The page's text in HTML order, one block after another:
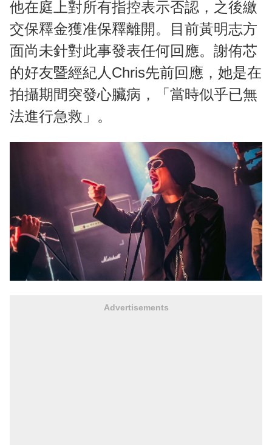
他在庭上對所有指控表示否認，之後繳
交保釋金獲准保釋離開。目前黃明志方
面尚未針對此事發表任何回應。謝侑芯
的好友暨經紀人Chris先前回應，她是在
拍攝期間突發心臟病，「當時似乎已無
法進行急救」。
Advertisements